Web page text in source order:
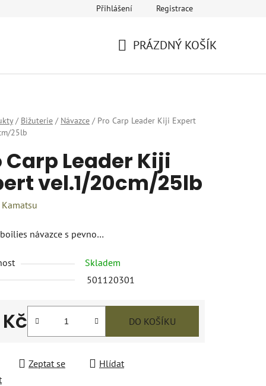
Provozovatel a fakturační údaje
Přihlášení Registrace
PRÁZDNÝ KOŠÍK
/ Bižuterie / Návazce / Pro Carp Leader Kiji Expert
25lb
Carp Leader Kiji
vel.1/20cm/25lb
Kamatsu
návazce s pevno…
Skladem
501120301
DO KOŠÍKU
Zeptat se
Hlídat